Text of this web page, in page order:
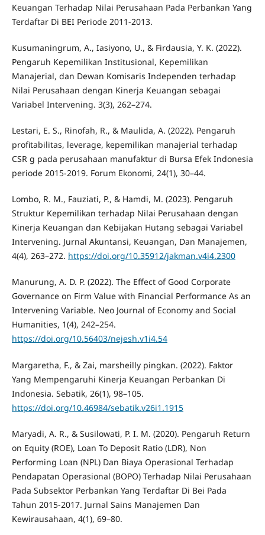
Keuangan Terhadap Nilai Perusahaan Pada Perbankan Yang
Terdaftar Di BEI Periode 2011-2013.
Kusumaningrum, A., Iasiyono, U., & Firdausia, Y. K. (2022).
Pengaruh Kepemilikan Institusional, Kepemilikan
Manajerial, dan Dewan Komisaris Independen terhadap
Nilai Perusahaan dengan Kinerja Keuangan sebagai
Variabel Intervening. 3(3), 262–274.
Lestari, E. S., Rinofah, R., & Maulida, A. (2022). Pengaruh
profitabilitas, leverage, kepemilikan manajerial terhadap
CSR g pada perusahaan manufaktur di Bursa Efek Indonesia
periode 2015-2019. Forum Ekonomi, 24(1), 30–44.
Lombo, R. M., Fauziati, P., & Hamdi, M. (2023). Pengaruh
Struktur Kepemilikan terhadap Nilai Perusahaan dengan
Kinerja Keuangan dan Kebijakan Hutang sebagai Variabel
Intervening. Jurnal Akuntansi, Keuangan, Dan Manajemen,
4(4), 263–272. https://doi.org/10.35912/jakman.v4i4.2300
Manurung, A. D. P. (2022). The Effect of Good Corporate
Governance on Firm Value with Financial Performance As an
Intervening Variable. Neo Journal of Economy and Social
Humanities, 1(4), 242–254.
https://doi.org/10.56403/nejesh.v1i4.54
Margaretha, F., & Zai, marsheilly pingkan. (2022). Faktor
Yang Mempengaruhi Kinerja Keuangan Perbankan Di
Indonesia. Sebatik, 26(1), 98–105.
https://doi.org/10.46984/sebatik.v26i1.1915
Maryadi, A. R., & Susilowati, P. I. M. (2020). Pengaruh Return
on Equity (ROE), Loan To Deposit Ratio (LDR), Non
Performing Loan (NPL) Dan Biaya Operasional Terhadap
Pendapatan Operasional (BOPO) Terhadap Nilai Perusahaan
Pada Subsektor Perbankan Yang Terdaftar Di Bei Pada
Tahun 2015-2017. Jurnal Sains Manajemen Dan
Kewirausahaan, 4(1), 69–80.